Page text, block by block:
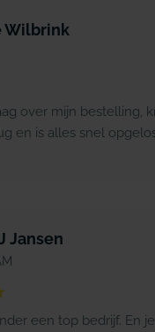
Wilbrink
over mijn bestelling,
en is alles snel
Jansen
een top bedrijf. En